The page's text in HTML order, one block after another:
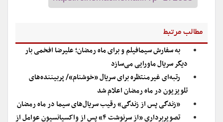
مطالب مرتبط
به سفارش سیمافیلم و برای ماه رمضان؛ علیرضا افخمی بار
دیگر سریال ماورایی می‌سازد
رتبه‌ای غیرمنتظره برای سریال «خوشنام»/ پربیننده‌های
تلویزیون در ماه رمضان اعلام شد
«زندگی پس از زندگی» رقیب سریال‌های سیما در ماه رمضان
تصویربرداری «از سرنوشت ۴» پس از واکسیانسیون عوامل از